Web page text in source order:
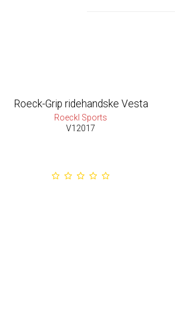
Roeck-Grip ridehandske Vesta
Roeckl Sports
V12017